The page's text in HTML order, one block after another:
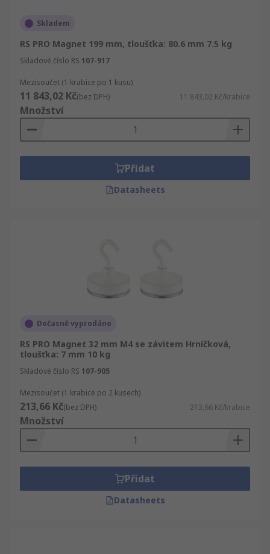
Skladem
RS PRO Magnet 199 mm, tloušťka: 80.6 mm 7.5 kg
Skladové číslo RS 107-917
Mezisoučet (1 krabice po 1 kusu)
11 843,02 Kč(bez DPH) 11 843,02 Kč/krabice
Množství
Přidat
Datasheets
Dočasně vyprodáno
RS PRO Magnet 32 mm M4 se závitem Hrníčková,
tloušťka: 7 mm 10 kg
Skladové číslo RS 107-905
Mezisoučet (1 krabice po 2 kusech)
213,66 Kč(bez DPH) 213,66 Kč/krabice
Množství
Přidat
Datasheets